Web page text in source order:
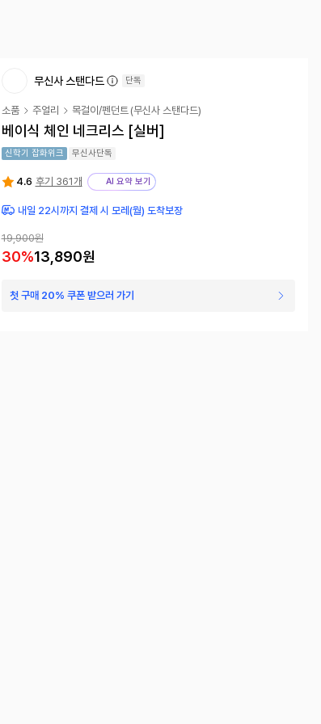
무신사 스탠다드 단독
소품 주얼리 목걸이/펜던트 (무신사 스탠다드)
베이식 체인 네크리스 [실버]
신학기 잡화위크 무신사단독
4.6 후기 361개 AI 요약 보기
내일 22시까지 결제 시 모레(월) 도착보장
19,900원
30%13,890원
첫 구매 20% 쿠폰 받으러 가기